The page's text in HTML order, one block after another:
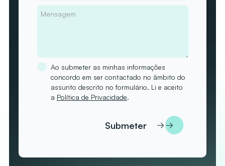
Ao submeter as minhas informações
concordo em ser contactado no âmbito do
assunto descrito no formulário. Li e aceito
a Política de Privacidade.
Submeter